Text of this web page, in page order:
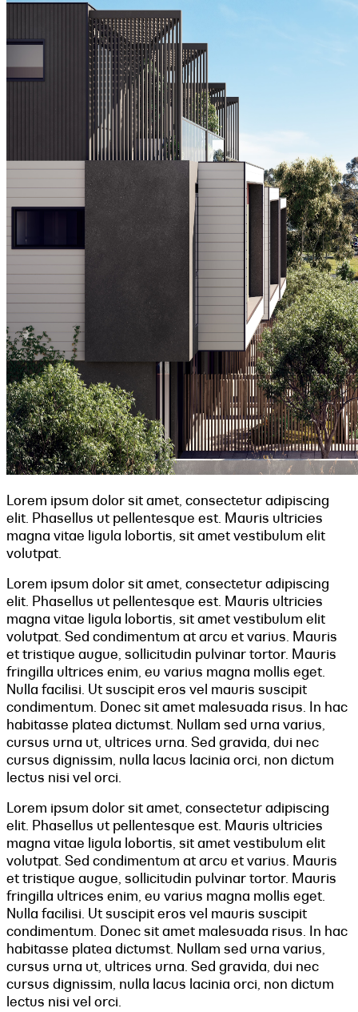
Lorem ipsum dolor sit amet, consectetur adipiscing
elit. Phasellus ut pellentesque est. Mauris ultricies
magna vitae ligula lobortis, sit amet vestibulum elit
volutpat.
Lorem ipsum dolor sit amet, consectetur adipiscing
elit. Phasellus ut pellentesque est. Mauris ultricies
magna vitae ligula lobortis, sit amet vestibulum elit
volutpat. Sed condimentum at arcu et varius. Mauris
et tristique augue, sollicitudin pulvinar tortor. Mauris
fringilla ultrices enim, eu varius magna mollis eget.
Nulla facilisi. Ut suscipit eros vel mauris suscipit
condimentum. Donec sit amet malesuada risus. In hac
habitasse platea dictumst. Nullam sed urna varius,
cursus urna ut, ultrices urna. Sed gravida, dui nec
cursus dignissim, nulla lacus lacinia orci, non dictum
lectus nisi vel orci.
Lorem ipsum dolor sit amet, consectetur adipiscing
elit. Phasellus ut pellentesque est. Mauris ultricies
magna vitae ligula lobortis, sit amet vestibulum elit
volutpat. Sed condimentum at arcu et varius. Mauris
et tristique augue, sollicitudin pulvinar tortor. Mauris
fringilla ultrices enim, eu varius magna mollis eget.
Nulla facilisi. Ut suscipit eros vel mauris suscipit
condimentum. Donec sit amet malesuada risus. In hac
habitasse platea dictumst. Nullam sed urna varius,
cursus urna ut, ultrices urna. Sed gravida, dui nec
cursus dignissim, nulla lacus lacinia orci, non dictum
lectus nisi vel orci.